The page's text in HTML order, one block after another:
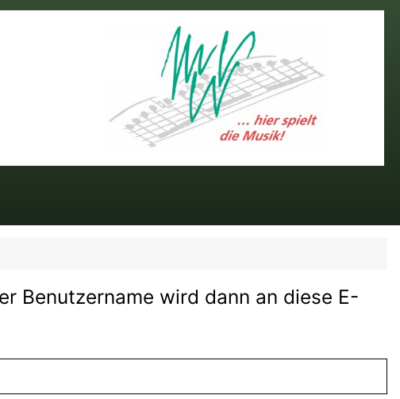
Benutzername wird dann an diese E-